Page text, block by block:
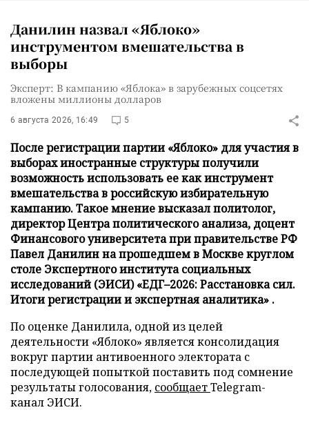
Данилин назвал «Яблоко»
инструментом вмешательства в
выборы
Эксперт: В кампанию «Яблока» в зарубежных соцсетях
вложены миллионы долларов
6 августа 2026, 16:49 5
После регистрации партии «Яблоко» для участия в
выборах иностранные структуры получили
возможность использовать ее как инструмент
вмешательства в российскую избирательную
кампанию. Такое мнение высказал политолог,
директор Центра политического анализа, доцент
Финансового университета при правительстве РФ
Павел Данилин на прошедшем в Москве круглом
столе Экспертного института социальных
исследований (ЭИСИ) «ЕДГ–2026: Расстановка сил.
Итоги регистрации и экспертная аналитика» .
По оценке Данилила, одной из целей
деятельности «Яблоко» является консолидация
вокруг партии антивоенного электората с
последующей попыткой поставить под сомнение
результаты голосования, сообщаетTelegram-
канал ЭИСИ.